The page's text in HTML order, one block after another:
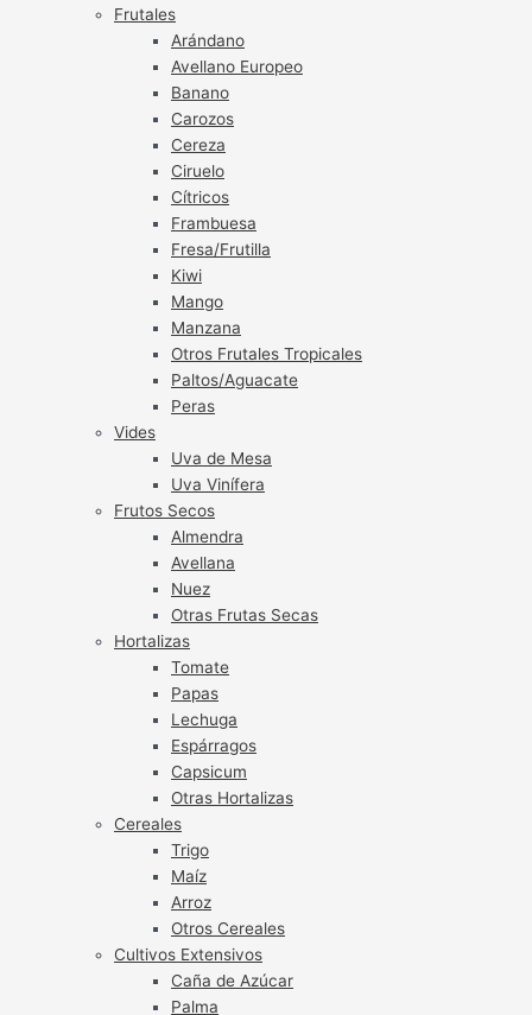
Frutales
Arándano
Avellano Europeo
Banano
Carozos
Cereza
Ciruelo
Cítricos
Frambuesa
Fresa/Frutilla
Kiwi
Mango
Manzana
Otros Frutales Tropicales
Paltos/Aguacate
Peras
Vides
Uva de Mesa
Uva Vinífera
Frutos Secos
Almendra
Avellana
Nuez
Otras Frutas Secas
Hortalizas
Tomate
Papas
Lechuga
Espárragos
Capsicum
Otras Hortalizas
Cereales
Trigo
Maíz
Arroz
Otros Cereales
Cultivos Extensivos
Caña de Azúcar
Palma